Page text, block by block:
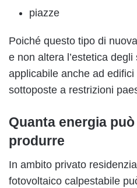
piazze
Poiché questo tipo di
e non altera l’estetica
applicabile anche ad
sottoposte a restrizioni
Quanta energia
produrre
In ambito privato
fotovoltaico calpestabile